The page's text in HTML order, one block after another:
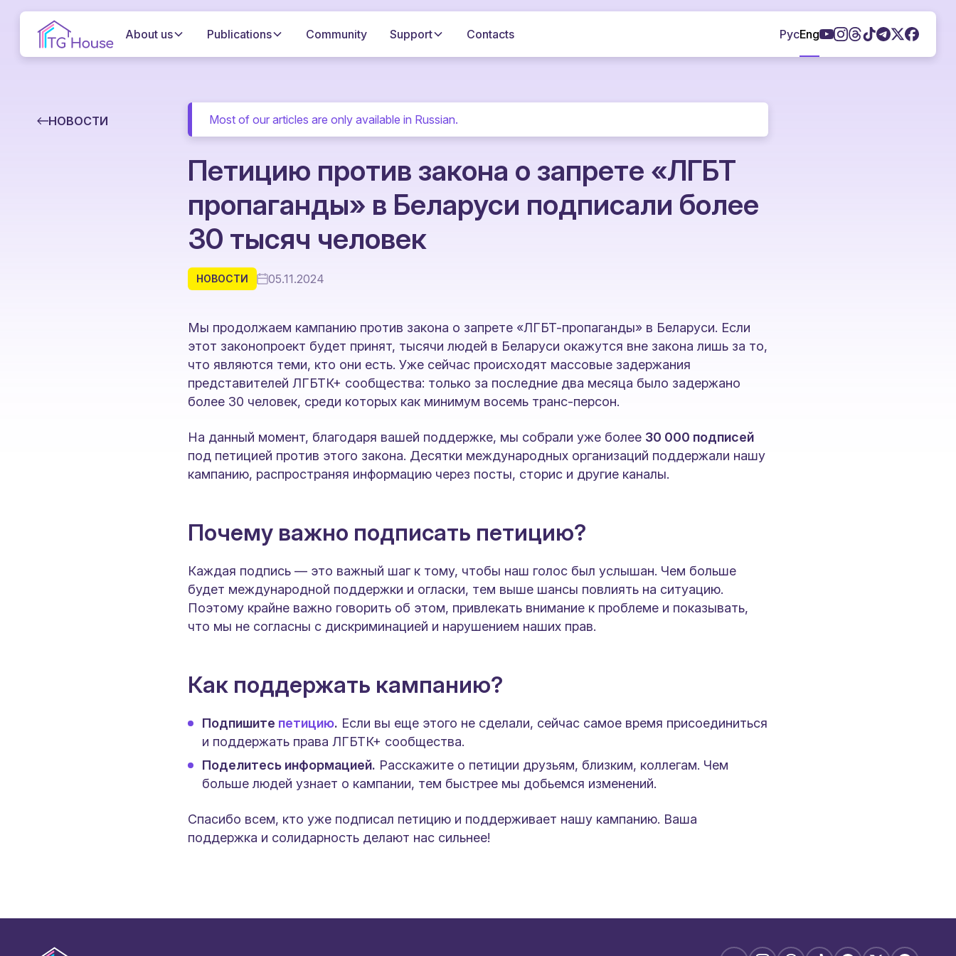
About us Publications Community Support Contacts РусEng
НОВОСТИ Most of our articles are only available in Russian.
Петицию против закона о запрете «ЛГБТ
пропаганды» в Беларуси подписали более
30 тысяч человек
НОВОСТИ 05.11.2024
Мы продолжаем кампанию против закона о запрете «ЛГБТ-пропаганды» в Беларуси. Если
этот законопроект будет принят, тысячи людей в Беларуси окажутся вне закона лишь за то,
что являются теми, кто они есть. Уже сейчас происходят массовые задержания
представителей ЛГБТК+ сообщества: только за последние два месяца было задержано
более 30 человек, среди которых как минимум восемь транс-персон.
На данный момент, благодаря вашей поддержке, мы собрали уже более 30 000 подписей
под петицией против этого закона. Десятки международных организаций поддержали нашу
кампанию, распространяя информацию через посты, сторис и другие каналы.
Почему важно подписать петицию?
Каждая подпись — это важный шаг к тому, чтобы наш голос был услышан. Чем больше
будет международной поддержки и огласки, тем выше шансы повлиять на ситуацию.
Поэтому крайне важно говорить об этом, привлекать внимание к проблеме и показывать,
что мы не согласны с дискриминацией и нарушением наших прав.
Как поддержать кампанию?
Подпишите петицию. Если вы еще этого не сделали, сейчас самое время присоединиться
и поддержать права ЛГБТК+ сообщества.
Поделитесь информацией. Расскажите о петиции друзьям, близким, коллегам. Чем
больше людей узнает о кампании, тем быстрее мы добьемся изменений.
Спасибо всем, кто уже подписал петицию и поддерживает нашу кампанию. Ваша
поддержка и солидарность делают нас сильнее!